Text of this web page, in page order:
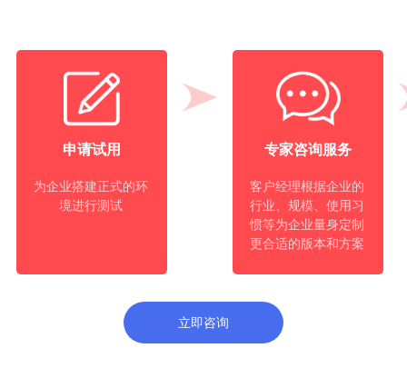
申请试用
为企业搭建正式的环
境进行测试
专家咨询服务
客户经理根据企业的
行业、规模、使用习
惯等为企业量身定制
更合适的版本和方案
立即咨询